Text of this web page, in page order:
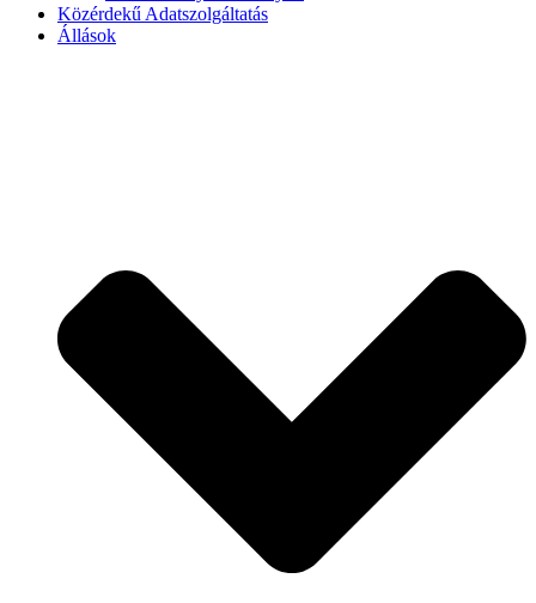
Közérdekű Adatszolgáltatás
Állások